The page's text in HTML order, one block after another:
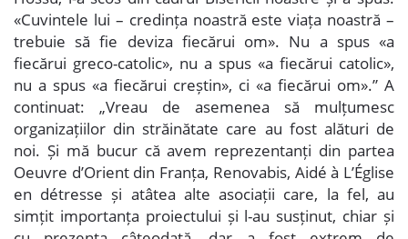
«Cuvintele lui – credința noastră este viața noastră –
trebuie să fie deviza fiecărui om». Nu a spus «a
fiecărui greco-catolic», nu a spus «a fiecărui catolic»,
nu a spus «a fiecărui creștin», ci «a fiecărui om».” A
continuat: „Vreau de asemenea să mulțumesc
organizațiilor din străinătate care au fost alături de
noi. Și mă bucur că avem reprezentanți din partea
Oeuvre d’Orient din Franța, Renovabis, Aidé à L’Église
en détresse și atâtea alte asociații care, la fel, au
simțit importanța proiectului și l-au susținut, chiar și